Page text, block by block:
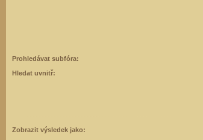
Prohledávat subfóra:
Hledat uvnitř:
Zobrazit výsledek jako: